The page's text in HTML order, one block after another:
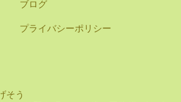
ブログ
プライバシーポリシー
そう